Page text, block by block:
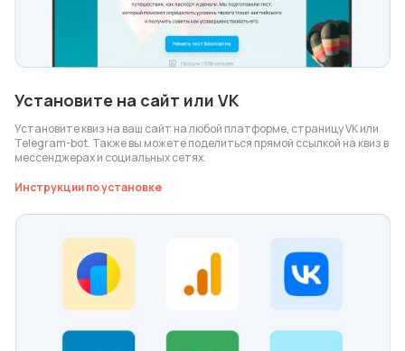
Установите на сайт или VK
Установите квиз на ваш сайт на любой платформе, страницу VK или
Telegram-bot. Также вы можете поделиться прямой ссылкой на квиз в
мессенджерах и социальных сетях.
Инструкции по установке